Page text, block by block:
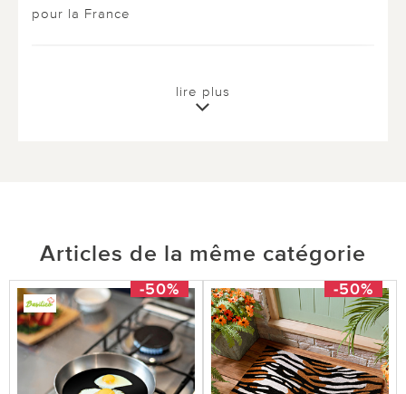
pour la France
cuisine
Ce tapis est vraiment ultra-coloré et sympa pour
décorer une cuisine. La taille est suffisamment
longue pour aller devant un évier ou un meuble
lire plus
Articles de la même catégorie
-50% -50%